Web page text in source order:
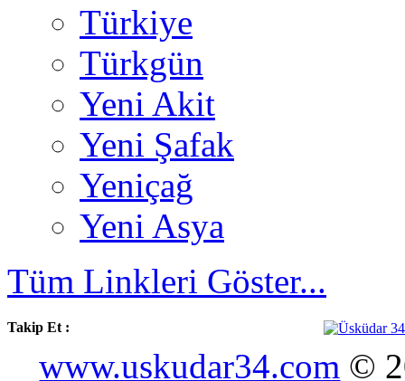
Türkiye
Türkgün
Yeni Akit
Yeni Şafak
Yeniçağ
Yeni Asya
Tüm Linkleri Göster...
Takip Et :
www.uskudar34.com ©